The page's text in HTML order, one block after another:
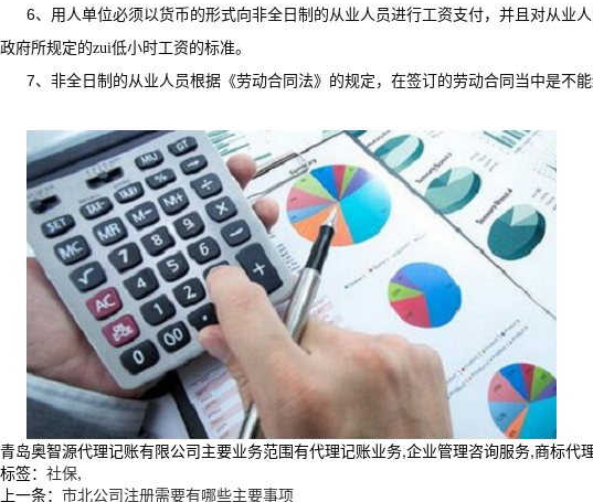
6、用人单位必须以货币的形式向非全日制的从业人员进行工资支付，并且对从业
政府所规定的zui低小时工资的标准。
7、非全日制的从业人员根据《劳动合同法》的规定，在签订的劳动合同当中是不能
青岛奥智源代理记账有限公司主要业务范围有代理记账业务,企业管理咨询服务,商标
标签： 社保,
上一条： 市北公司注册需要有哪些主要事项